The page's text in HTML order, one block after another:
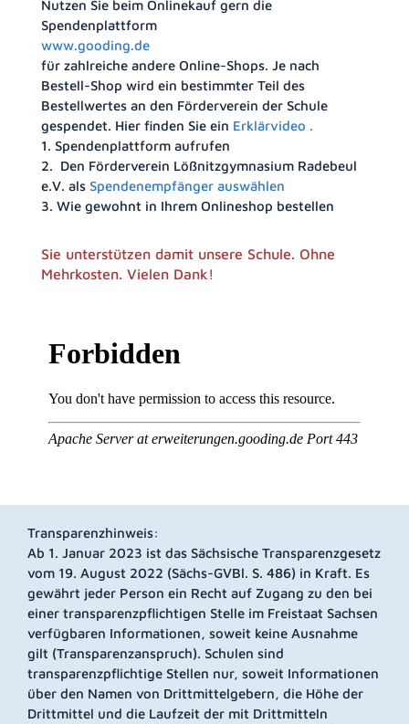
Nutzen Sie beim Onlinekauf gern die
Spendenplattform
www.gooding.de
für zahlreiche andere Online-Shops. Je nach
Bestell-Shop wird ein bestimmter Teil des
Bestellwertes an den Förderverein der Schule
gespendet. Hier finden Sie ein Erklärvideo .
1. Spendenplattform aufrufen
2. Den Förderverein Lößnitzgymnasium Radebeul
e.V. als Spendenempfänger auswählen
3. Wie gewohnt in Ihrem Onlineshop bestellen
Sie unterstützen damit unsere Schule. Ohne
Mehrkosten. Vielen Dank!
Transparenzhinweis:
Ab 1. Januar 2023 ist das Sächsische Transparenzgesetz
vom 19. August 2022 (Sächs-GVBl. S. 486) in Kraft. Es
gewährt jeder Person ein Recht auf Zugang zu den bei
einer transparenzpflichtigen Stelle im Freistaat Sachsen
verfügbaren Informationen, soweit keine Ausnahme
gilt (Transparenzanspruch). Schulen sind
transparenzpflichtige Stellen nur, soweit Informationen
über den Namen von Drittmittelgebern, die Höhe der
Drittmittel und die Laufzeit der mit Drittmitteln